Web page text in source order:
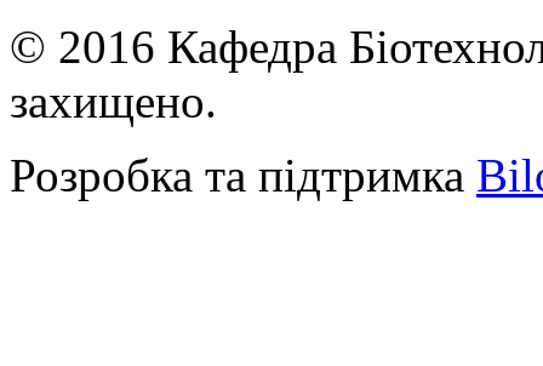
© 2016 Кафедра
захищено.
Розробка та підтримка